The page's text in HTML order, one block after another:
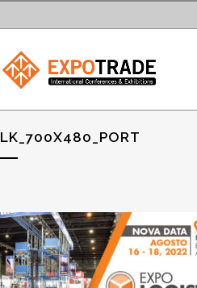
LK_700X480_PORT